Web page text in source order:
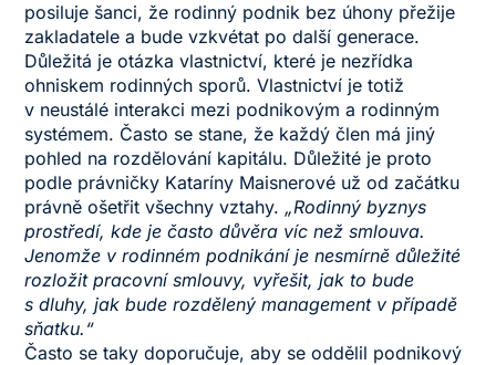
posiluje šanci, že rodinný podnik bez úhony přežije
zakladatele a bude vzkvétat po další generace.
Důležitá je otázka vlastnictví, které je nezřídka
ohniskem rodinných sporů. Vlastnictví je totiž
v neustálé interakci mezi podnikovým a rodinným
systémem. Často se stane, že každý člen má jiný
pohled na rozdělování kapitálu. Důležité je proto
podle právničky Kataríny Maisnerové už od začátku
právně ošetřit všechny vztahy. „Rodinný byznys
prostředí, kde je často důvěra víc než smlouva.
Jenomže v rodinném podnikání je nesmírně důležité
rozložit pracovní smlouvy, vyřešit, jak to bude
s dluhy, jak bude rozdělený management v případě
sňatku.“
Často se taky doporučuje, aby se oddělil podnikový